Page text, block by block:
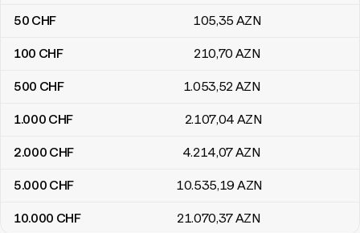
50 CHF 105,35 AZN
100 CHF 210,70 AZN
500 CHF 1.053,52AZN
1.000 CHF 2.107,04 AZN
2.000 CHF 4.214,07AZN
5.000 CHF 10.535,19 AZN
10.000 CHF 21.070,37AZN